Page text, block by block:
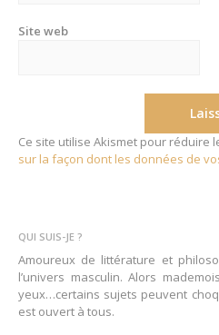
Site web
Ce site utilise Akismet pour réduire
sur la façon dont les données de
QUI SUIS-JE ?
Amoureux de littérature et
l’univers masculin. Alors
yeux…certains sujets peuvent
est ouvert à tous.